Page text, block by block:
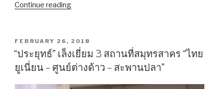
Continue reading
ปัญหา
กัด
เซาะ
“สมุทรสาคร”
POSTED
ON
FEBRUARY 26, 2018
“ประยุทธ์” เล็งเยี่ยม 3 สถานที่สมุทรสาคร “ไทย
ยูเนี่ยน – ศูนย์ต่างด้าว – สะพานปลา”